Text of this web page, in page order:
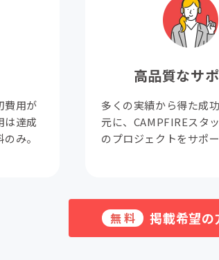
費用が
は達成
み。
高品質なサ
多くの実績から得た成
元に、CAMPFIREスタ
のプロジェクトをサポー
無料 掲載希望の